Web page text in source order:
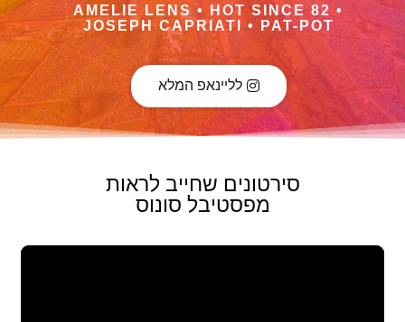
AMELIE LENS • HOT SINCE 82 •
JOSEPH CAPRIATI • PAT-POT
לליינאפ המלא
סירטונים שחייב לראות
מפסטיבל סונוס